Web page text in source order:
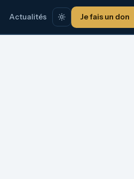
Actualités Je fais un don